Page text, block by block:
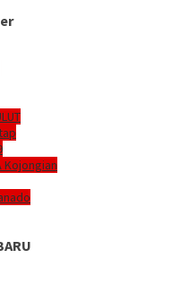
Kojongian